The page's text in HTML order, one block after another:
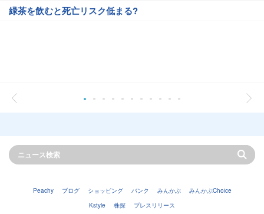
緑茶を飲むと死亡リスク低まる?
Peachy ブログ ショッピング バンク みんかぶ
みんかぶChoice
Kstyle
株探 プレスリリース